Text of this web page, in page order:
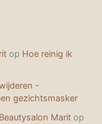
op Hoe reinig ik
-
gezichtsmasker
Marit op